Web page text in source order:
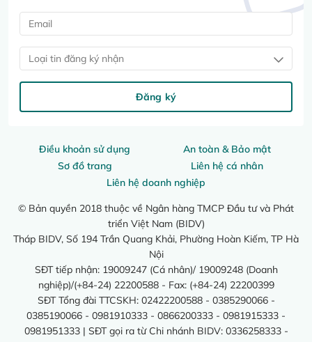
Điều khoản sử dụng
An toàn & Bảo mật
Sơ đồ trang
Liên hệ cá nhân
Liên hệ doanh nghiệp
© Bản quyền 2018 thuộc về Ngân hàng TMCP Đầu tư và Phát
triển Việt Nam (BIDV)
Tháp BIDV, Số 194 Trần Quang Khải, Phường Hoàn Kiếm, TP Hà
Nội
SĐT tiếp nhận: 19009247 (Cá nhân)/ 19009248 (Doanh
nghiệp)/(+84-24) 22200588 - Fax: (+84-24) 22200399
SĐT Tổng đài TTCSKH: 02422200588 - 0385290066 -
0385190066 - 0981910333 - 0866200333 - 0981915333 -
0981951333 | SĐT gọi ra từ Chi nhánh BIDV: 0336258333 -
Loại tin đăng ký nhận
Đăng ký